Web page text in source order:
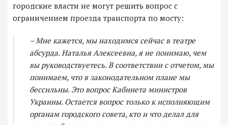
городские власти не могут решить вопрос с
ограничением проезда транспорта по мосту:
– Мне кажется, мы находимся сейчас в театре
абсурда. Наталья Алексеевна, я не понимаю, чем
вы руководствуетесь. В соответствии с отчетом, мы
понимаем, что в законодательном плане мы
бессильны. Это вопрос Кабинета министров
Украины. Остается вопрос только к исполняющим
органам городского совета, кто и что делал для